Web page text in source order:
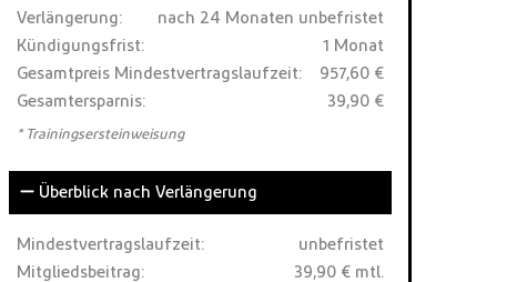
Verlängerung:
nach 24 Monaten unbefristet
Kündigungsfrist:
1 Monat
Gesamtpreis Mindestvertragslaufzeit:
957,60 €
Gesamtersparnis:
39,90 €
* Trainingsersteinweisung
Überblick nach Verlängerung
Mindestvertragslaufzeit:
unbefristet
Mitgliedsbeitrag:
39,90 € mtl.